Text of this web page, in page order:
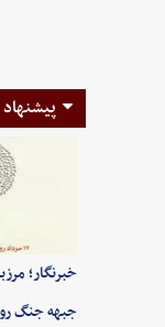
خبرنگار؛
جبهه جنگ